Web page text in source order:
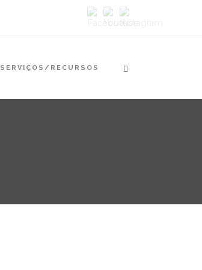
SERVIÇOS/RECURSOS